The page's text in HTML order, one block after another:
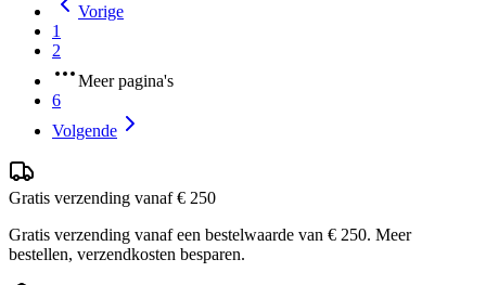
Vorige
1
2
Meer pagina's
6
Volgende
Gratis verzending vanaf € 250
Gratis verzending vanaf een bestelwaarde van € 250. Meer
bestellen, verzendkosten besparen.